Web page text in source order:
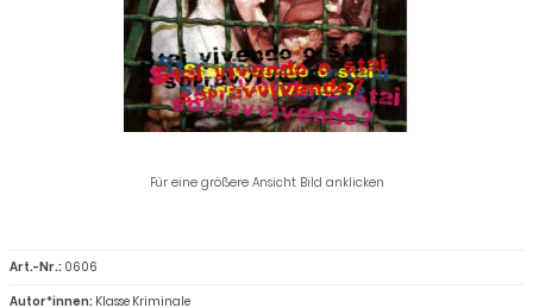
Für eine größere Ansicht Bild anklicken
Art.-Nr.: 0606
Autor*innen: Klasse Kriminale